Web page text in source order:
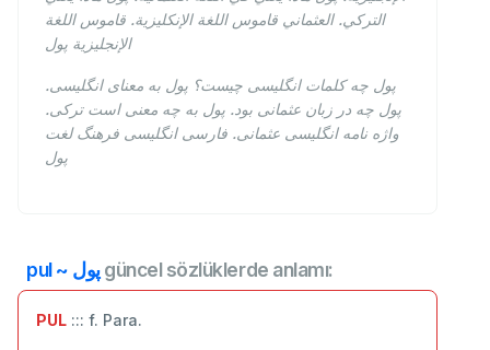
التركي. العثماني قاموس اللغة الإنكليزية. قاموس اللغة
الإنجليزية پول
پول چه کلمات انگلیسی چیست؟ پول به معنای انگلیسی.
پول چه در زبان عثمانی بود. پول به چه معنی است ترکی.
واژه نامه انگلیسی عثمانی. فارسی انگلیسی فرهنگ لغت
پول
pul ~ پولgüncel sözlüklerde anlamı:
PUL ::: f. Para.